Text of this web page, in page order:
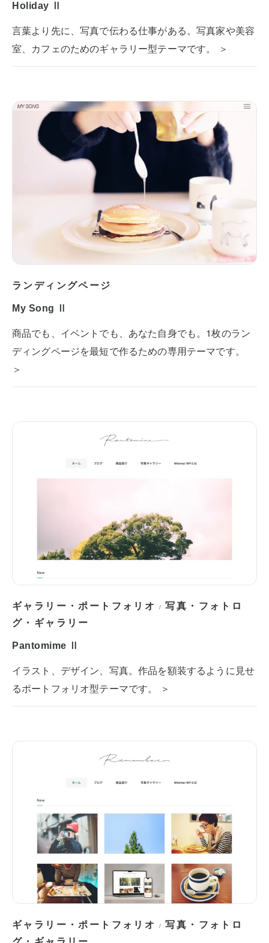
Holiday Ⅱ
言葉より先に、写真で伝わる仕事がある。写真家や美容
室、カフェのためのギャラリー型テーマです。 ＞
ランディングページ
My Song Ⅱ
商品でも、イベントでも、あなた自身でも。1枚のラン
ディングページを最短で作るための専用テーマです。
＞
ギャラリー・ポートフォリオ /写真・フォトロ
グ・ギャラリー
Pantomime Ⅱ
イラスト、デザイン、写真。作品を額装するように見せ
るポートフォリオ型テーマです。 ＞
ギャラリー・ポートフォリオ /写真・フォトロ